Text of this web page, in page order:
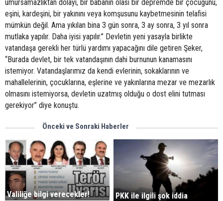
umursamazlıktan dolayı, bir babanın olası bir depremde bir çocuğunu,
eşini, kardeşini, bir yakınını veya komşusunu kaybetmesinin telafisi
mümkün değil. Ama yıkılan bina 3 gün sonra, 3 ay sonra, 3 yıl sonra
mutlaka yapılır. Daha iyisi yapılır.” Devletin yeni yasayla birlikte
vatandaşa gerekli her türlü yardımı yapacağını dile getiren Şeker,
“Burada devlet, bir tek vatandaşının dahi burnunun kanamasını
istemiyor. Vatandaşlarımız da kendi evlerinin, sokaklarının ve
mahallelerinin, çocuklarına, eşlerine ve yakınlarına mezar ve mezarlık
olmasını istemiyorsa, devletin uzatmış olduğu o dost elini tutması
gerekiyor” diye konuştu.
Önceki ve Sonraki Haberler
Valiliğe bilgi verecekler! PKK ile ilgili şok iddia